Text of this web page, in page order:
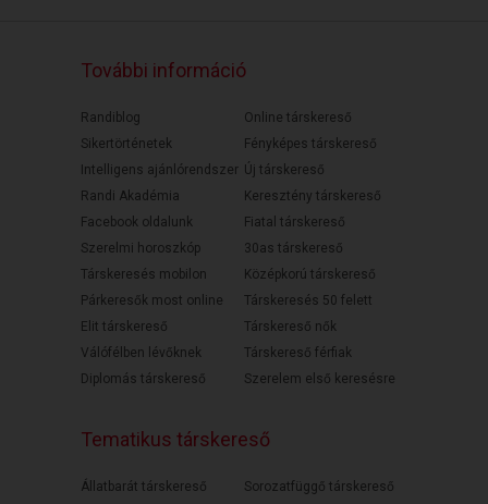
További információ
Randiblog
Sikertörténetek
Intelligens ajánlórendszer
Randi Akadémia
Facebook oldalunk
Szerelmi horoszkóp
Társkeresés mobilon
Párkeresők most online
Elit társkereső
Válófélben lévőknek
Diplomás társkereső
Online társkereső
Fényképes társkereső
Új társkereső
Keresztény társkereső
Fiatal társkereső
30as társkereső
Középkorú társkereső
Társkeresés 50 felett
Társkereső nők
Társkereső férfiak
Szerelem első keresésre
Tematikus társkereső
Állatbarát társkereső
Sorozatfüggő társkereső